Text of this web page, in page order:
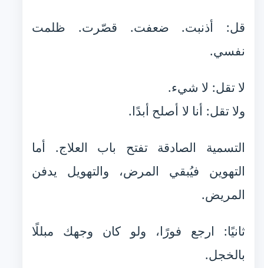
قل: أذنبت. ضعفت. قصّرت. ظلمت
نفسي.
لا تقل: لا شيء.
ولا تقل: أنا لا أصلح أبدًا.
التسمية الصادقة تفتح باب العلاج. أما
التهوين فيُبقي المرض، والتهويل يدفن
المريض.
ثانيًا: ارجع فورًا، ولو كان وجهك مبللًا
بالخجل.